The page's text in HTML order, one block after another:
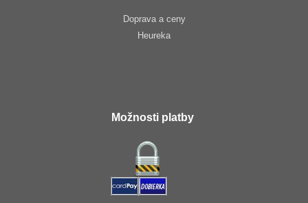
Doprava a ceny
Heureka
Možnosti platby